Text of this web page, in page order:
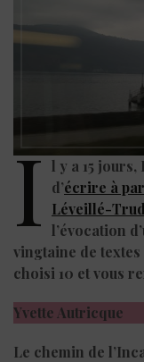
I l y a 15
d’écrire à
Léveillé-
l’évocation
vingtaine de textes
choisi 10 et vous
Yvette Autricque
Le chemin de